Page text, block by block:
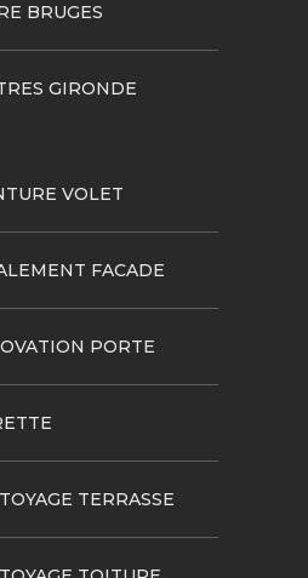
BRUGES
GIRONDE
VOLET
FACADE
PORTE
TERRASSE